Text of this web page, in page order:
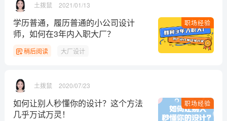
土拨鼠 2021/01/13
职场经验
学历普通，履历普通的小公司设计
师，如何在3年内入职大厂？
稍后阅读 大厂设计
土拨鼠 2020/07/23
职场经验
如何让别人秒懂你的设计？这个方法
几乎万试万灵！